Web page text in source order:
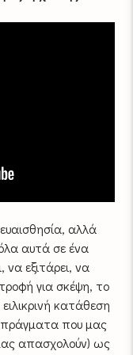
αλλά
αυτά σε ένα
να εξιτάρει, να
για σκέψη, το
κατάθεση
πράγματα που μας
απασχολούν) ως